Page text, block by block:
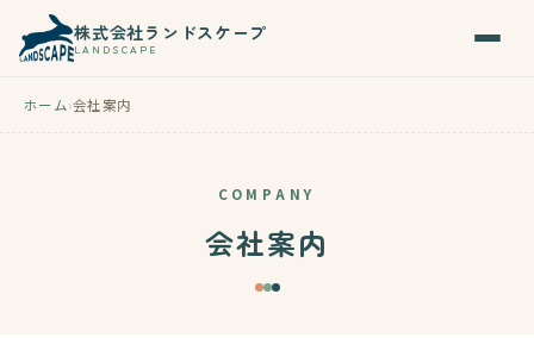
株式会社ランドスケープ
LANDSCAPE
ホーム 会社案内
COMPANY
会社案内